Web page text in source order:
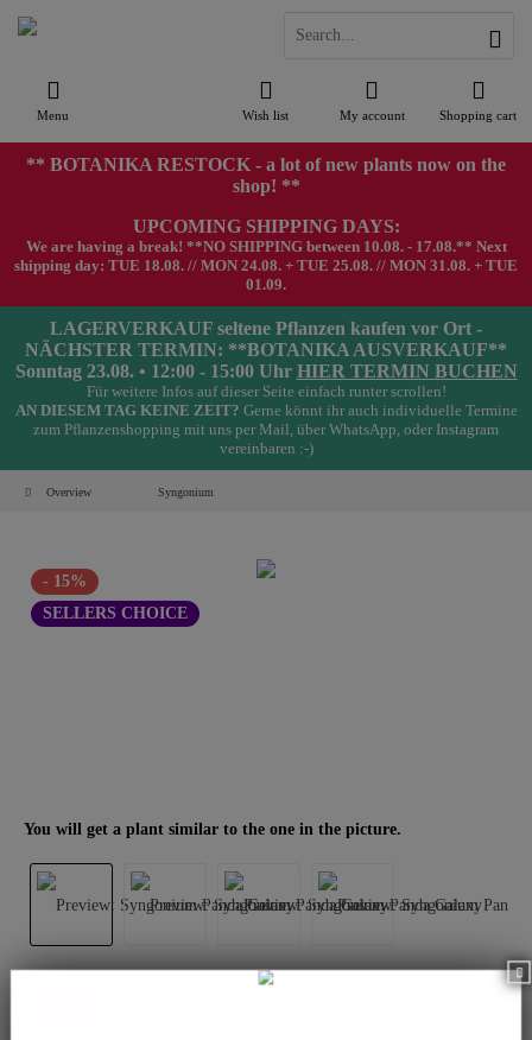
Menu Shopping cart
Wish list My account
** BOTANIKA RESTOCK - a lot of new plants now on the
shop! **
UPCOMING SHIPPING DAYS:
We are having a break! **NO SHIPPING between 10.08. - 17.08.** Next
shipping day: TUE 18.08. // MON 24.08. + TUE 25.08. // MON 31.08. + TUE
01.09.
LAGERVERKAUF seltene Pflanzen kaufen vor Ort -
NÄCHSTER TERMIN: **BOTANIKA AUSVERKAUF**
Sonntag 23.08. • 12:00 - 15:00 Uhr HIER TERMIN BUCHEN
Für weitere Infos auf dieser Seite einfach runter scrollen!
AN DIESEM TAG KEINE ZEIT? Gerne könnt ihr auch individuelle Termine
zum Pflanzenshopping mit uns per Mail, über WhatsApp, oder Instagram
vereinbaren :-)
Overview Syngonium
- 15%
SELLERS CHOICE
You will get a plant similar to the one in the picture.